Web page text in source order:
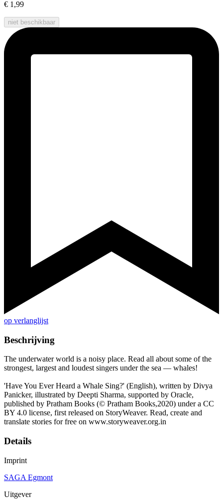
€ 1,99
niet beschikbaar
op verlanglijst
Beschrijving
The underwater world is a noisy place. Read all about some of the
strongest, largest and loudest singers under the sea — whales!
'Have You Ever Heard a Whale Sing?' (English), written by Divya
Panicker, illustrated by Deepti Sharma, supported by Oracle,
published by Pratham Books (© Pratham Books,2020) under a CC
BY 4.0 license, first released on StoryWeaver. Read, create and
translate stories for free on www.storyweaver.org.in
Details
Imprint
SAGA Egmont
Uitgever